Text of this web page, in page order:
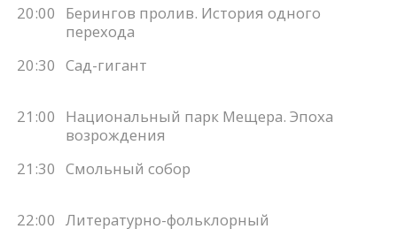
20:00
Берингов пролив. История одного
перехода
20:30 Сад-гигант
21:00
Национальный парк Мещера. Эпоха
возрождения
21:30 Смольный собор
22:00 Литературно-фольклорный